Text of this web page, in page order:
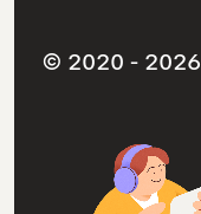
ウズカレマガジン
よくあるご質問（
法人研修サービス
特定商取引法に基
参考書ダウンロード
© 2020 - 2026